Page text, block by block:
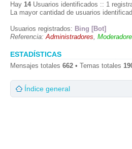
Hay 14Usuarios identificados :: 1
La mayor cantidad de usuarios
Usuarios registrados: Bing [Bot]
Referencia:Administradores,
ESTADÍSTICAS
Mensajes totales 662 • Temas totales
Índice general